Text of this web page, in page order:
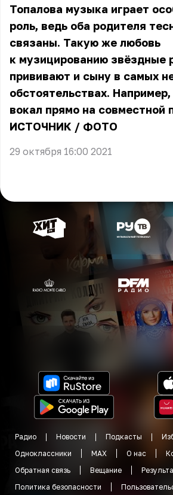
Топалова музыка играет
роль, ведь оба родителя
связаны. Такую же любовь
к музицированию звёздные
прививают и сыну в самых
обстоятельствах.
вокал прямо на совместной
ИСТОЧНИК / ФОТО
29 октября 16:00 2021
Радио Новости Подкасты
Одноклассники
MAX О нас
Обратная связь
Вещание
Политика безопасности